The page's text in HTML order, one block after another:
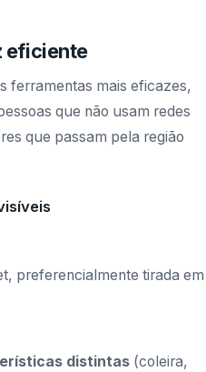
eficiente
ferramentas mais eficazes,
que não usam redes
que passam pela região
preferencialmente tirada em
distintas (coleira,